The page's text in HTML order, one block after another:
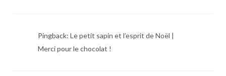
Pingback: Le petit sapin et l’esprit de Noël |
Merci pour le chocolat !